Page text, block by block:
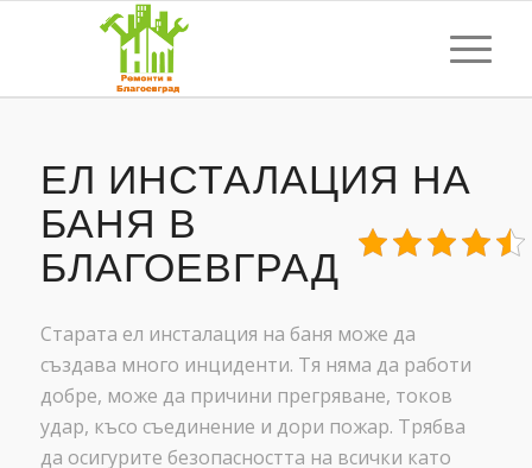
ЕЛ ИНСТАЛАЦИЯ НА
БАНЯ В
БЛАГОЕВГРАД
Старата ел инсталация на баня може да
създава много инциденти. Тя няма да работи
добре, може да причини прегряване, токов
удар, късо съединение и дори пожар. Трябва
да осигурите безопасността на всички като